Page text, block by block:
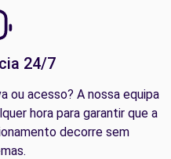
24/7
ou acesso? A nossa equipa
hora para garantir que a
decorre sem